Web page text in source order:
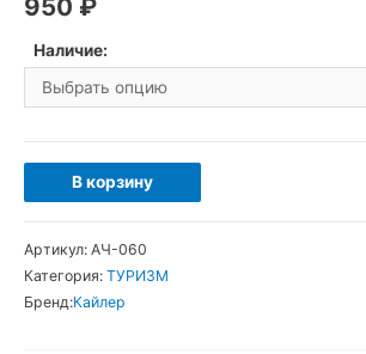
950 ₽
Наличие:
Количество
товара
Кайлер
В корзину
Артикул: АЧ-060
Категория: ТУРИЗМ
Бренд:Кайлер